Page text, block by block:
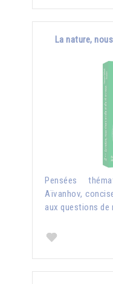
La nature,
Pensées
Aïvanhov,
aux questions de